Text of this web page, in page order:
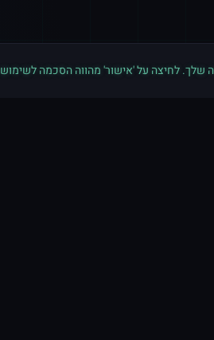
שלך. לחיצה על 'אישור' מהווה הסכמה